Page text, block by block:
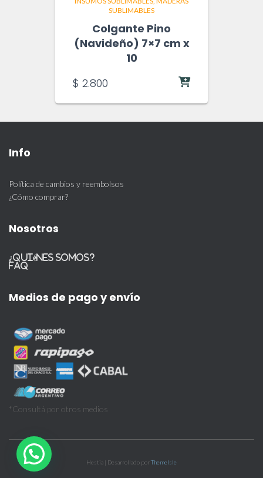
SUBLIMABLES
Colgante Pino
(Navideño) 7×7 cm x
10
$ 2.800
Info
Política de cambios y reembolsos
¿Cómo comprar?
Nosotros
¿Quiénes somos?
FAQ
Medios de pago y envío
*Consultá por otros medios
Hestia | Desarrollado porThemeIsle